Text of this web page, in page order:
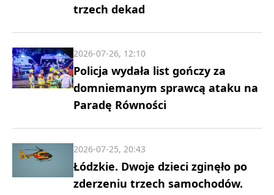
trzech dekad
Policja wydała list gończy za
domniemanym sprawcą ataku na
Paradę Równości
2026-07-26, 12:10
Łódzkie. Dwoje dzieci zginęło po
zderzeniu trzech samochodów.
2026-07-25, 20:43